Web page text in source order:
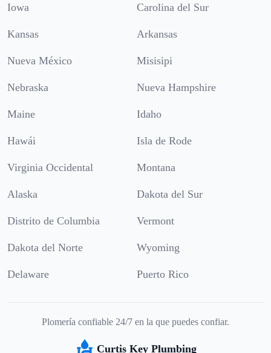
Iowa Carolina del Sur
Kansas Arkansas
Nueva México Misisipi
Nebraska Nueva Hampshire
Maine Idaho
Hawái Isla de Rode
Virginia Occidental Montana
Alaska Dakota del Sur
Distrito de Columbia Vermont
Dakota del Norte Wyoming
Delaware Puerto Rico
Plomería confiable 24/7 en la que puedes confiar.
Curtis Key Plumbing